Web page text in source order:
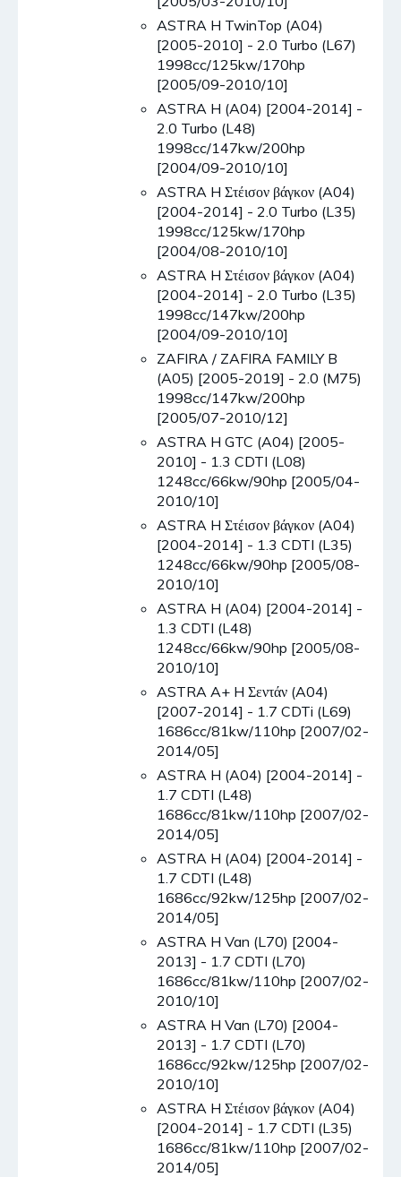
ASTRA H TwinTop (A04)
[2005-2010] - 2.0 Turbo (L67)
1998cc/125kw/170hp
[2005/09-2010/10]
ASTRA H (A04) [2004-2014] -
2.0 Turbo (L48)
1998cc/147kw/200hp
[2004/09-2010/10]
ASTRA H Στέισον βάγκον (A04)
[2004-2014] - 2.0 Turbo (L35)
1998cc/125kw/170hp
[2004/08-2010/10]
ASTRA H Στέισον βάγκον (A04)
[2004-2014] - 2.0 Turbo (L35)
1998cc/147kw/200hp
[2004/09-2010/10]
ZAFIRA / ZAFIRA FAMILY B
(A05) [2005-2019] - 2.0 (M75)
1998cc/147kw/200hp
[2005/07-2010/12]
ASTRA H GTC (A04) [2005-
2010] - 1.3 CDTI (L08)
1248cc/66kw/90hp [2005/04-
2010/10]
ASTRA H Στέισον βάγκον (A04)
[2004-2014] - 1.3 CDTI (L35)
1248cc/66kw/90hp [2005/08-
2010/10]
ASTRA H (A04) [2004-2014] -
1.3 CDTI (L48)
1248cc/66kw/90hp [2005/08-
2010/10]
ASTRA A+ H Σεντάν (A04)
[2007-2014] - 1.7 CDTi (L69)
1686cc/81kw/110hp [2007/02-
2014/05]
ASTRA H (A04) [2004-2014] -
1.7 CDTI (L48)
1686cc/81kw/110hp [2007/02-
2014/05]
ASTRA H (A04) [2004-2014] -
1.7 CDTI (L48)
1686cc/92kw/125hp [2007/02-
2014/05]
ASTRA H Van (L70) [2004-
2013] - 1.7 CDTI (L70)
1686cc/81kw/110hp [2007/02-
2010/10]
ASTRA H Van (L70) [2004-
2013] - 1.7 CDTI (L70)
1686cc/92kw/125hp [2007/02-
2010/10]
ASTRA H Στέισον βάγκον (A04)
[2004-2014] - 1.7 CDTI (L35)
1686cc/81kw/110hp [2007/02-
2014/05]